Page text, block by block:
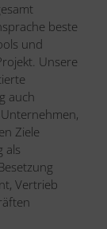
beste
und
Unsere
auch
Ziele
als
Vertrieb